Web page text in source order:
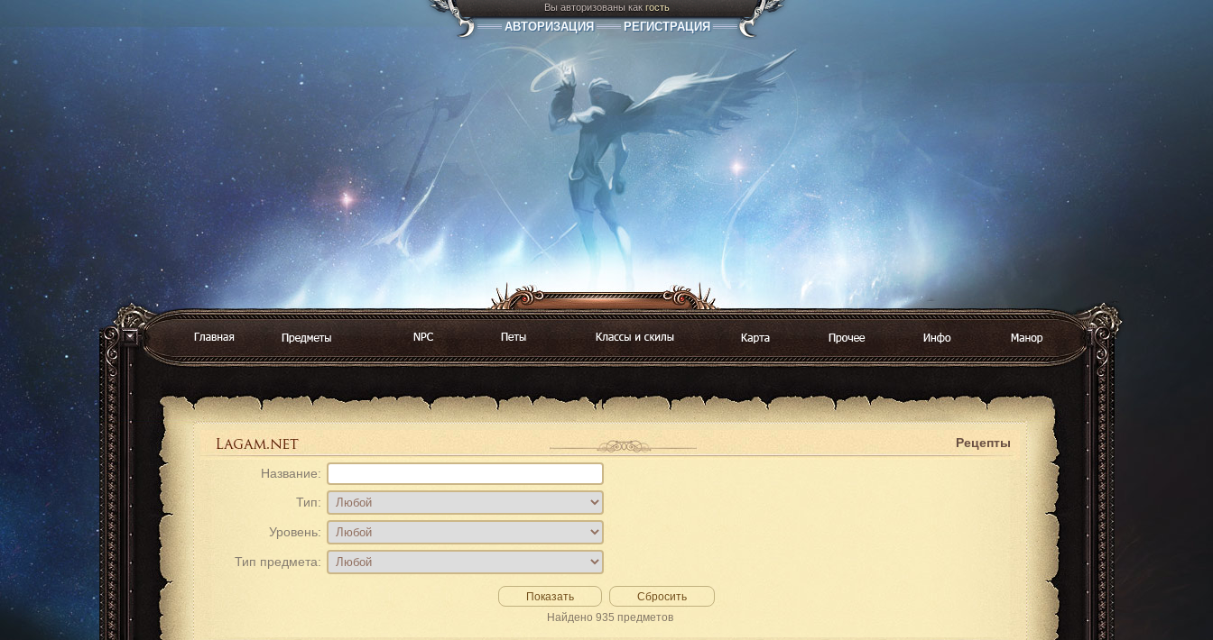
Вы авторизованы как гость
АВТОРИЗАЦИЯ РЕГИСТРАЦИЯ
Рецепты
Название:
Тип:
Уровень:
Тип предмета:
Показать
Сбросить
Найдено 935 предметов